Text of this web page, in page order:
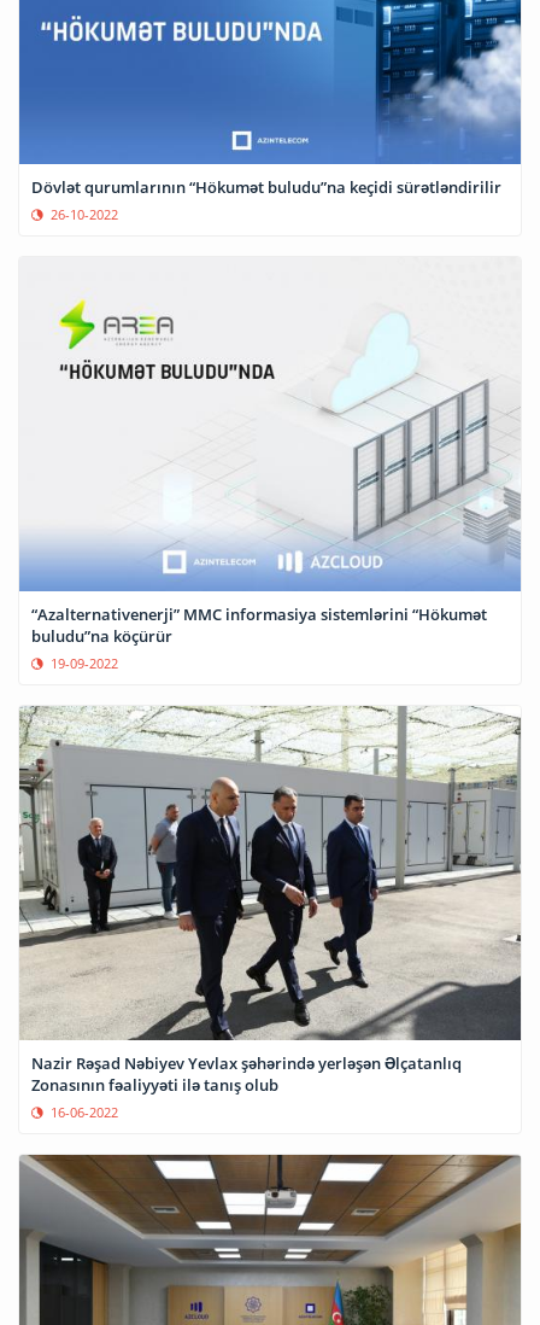
Dövlət qurumlarının “Hökumət buludu”na keçidi sürətləndirilir
26-10-2022
“Azalternativenerji” MMC informasiya sistemlərini “Hökumət
buludu”na köçürür
19-09-2022
Nazir Rəşad Nəbiyev Yevlax şəhərində yerləşən Əlçatanlıq
Zonasının fəaliyyəti ilə tanış olub
16-06-2022